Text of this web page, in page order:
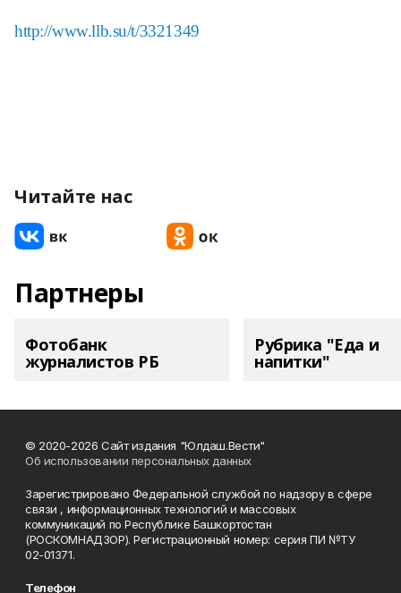
http://www.llb.su/t/3321349
Читайте нас
Партнеры
Фотобанк
журналистов РБ
Рубрика "Еда и
напитки"
© 2020-2026 Сайт издания "Юлдаш.Вести"
Об использовании персональных данных
Зарегистрировано Федеральной службой по надзору в сфере
связи , информационных технологий и массовых
коммуникаций по Республике Башкортостан
(РОСКОМНАДЗОР). Регистрационный номер: серия ПИ №ТУ
02-01371.
Телефон